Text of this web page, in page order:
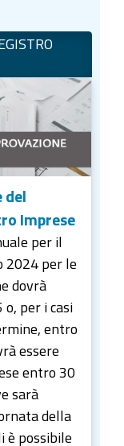
Imprese
per il
2024 per le
dovrà
per i casi
entro
essere
entro 30
sarà
della
è possibile